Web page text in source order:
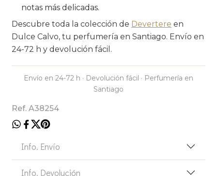
notas más delicadas.
Descubre toda la colección de Devertere en
Dulce Calvo, tu perfumería en Santiago. Envío en
24-72 h y devolución fácil.
Envío en 24-72 h · Devolución fácil · Perfumería en
Santiago
Ref. A38254
Info. Envío
Info. Devolución